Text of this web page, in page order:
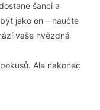
šanci a
jako on – naučte
vaše hvězdná
Ale nakonec